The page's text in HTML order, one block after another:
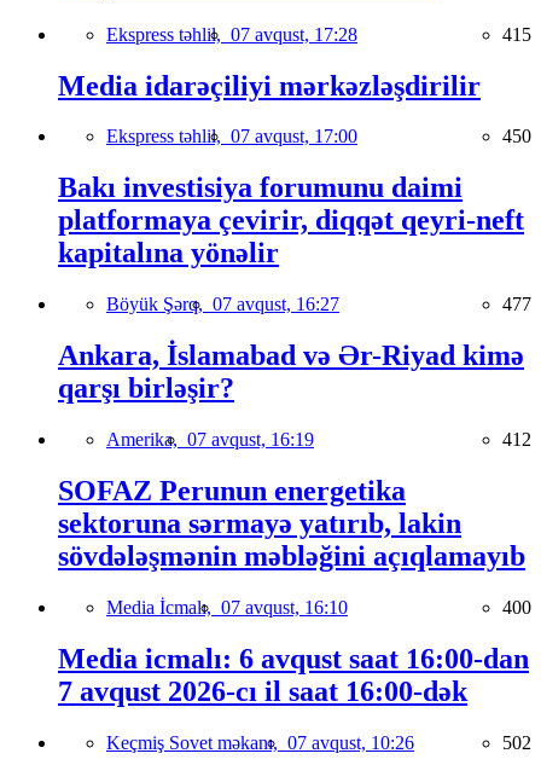
Ekspress təhlil, 07 avqust, 17:28 415
Media idarəçiliyi mərkəzləşdirilir
Ekspress təhlil, 07 avqust, 17:00 450
Bakı investisiya forumunu daimi
platformaya çevirir, diqqət qeyri-neft
kapitalına yönəlir
Böyük Şərq, 07 avqust, 16:27 477
Ankara, İslamabad və Ər-Riyad kimə
qarşı birləşir?
Amerika, 07 avqust, 16:19 412
SOFAZ Perunun energetika
sektoruna sərmayə yatırıb, lakin
sövdələşmənin məbləğini açıqlamayıb
Media İcmalı, 07 avqust, 16:10 400
Media icmalı: 6 avqust saat 16:00-dan
7 avqust 2026-cı il saat 16:00-dək
Keçmiş Sovet məkanı, 07 avqust, 10:26 502